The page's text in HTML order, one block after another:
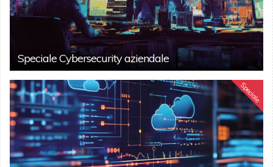
Speciale Cybersecurity aziendale
Speciale